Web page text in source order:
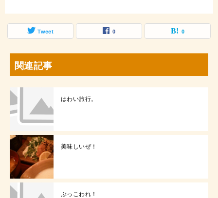
Tweet 0 0
関連記事
はわい旅行。
美味しいぜ！
ぶっこわれ！